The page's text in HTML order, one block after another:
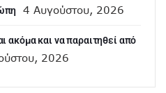
4 Αυγούστου, 2026
ακόμα και να παραιτηθεί από
2026